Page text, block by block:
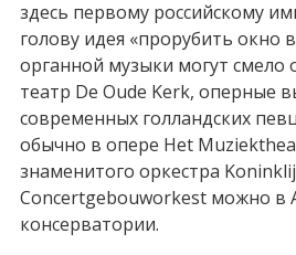
здесь первому российскому
голову идея «прорубить окно
органной музыки могут смело
театр De Oude Kerk, оперные
современных голландских
обычно в опере Het
знаменитого оркестра
Concertgebouworkest можно в
консерватории.